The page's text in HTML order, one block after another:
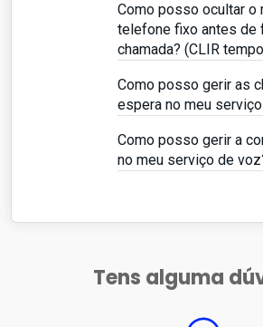
Como posso ocultar o
telefone fixo antes de
chamada? (CLIR
Como posso gerir as
espera no meu
Como posso gerir a
no meu serviço de
Tens alguma